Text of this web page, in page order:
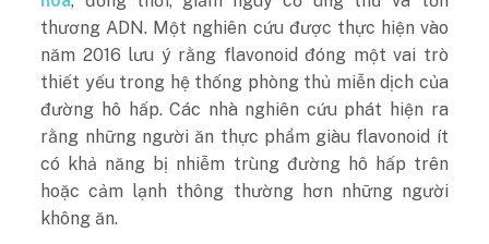
thương ADN. Một nghiên cứu được thực hiện vào
năm 2016 lưu ý rằng flavonoid đóng một vai trò
thiết yếu trong hệ thống phòng thủ miễn dịch của
đường hô hấp. Các nhà nghiên cứu phát hiện ra
rằng những người ăn thực phẩm giàu flavonoid ít
có khả năng bị nhiễm trùng đường hô hấp trên
hoặc cảm lạnh thông thường hơn những người
không ăn.